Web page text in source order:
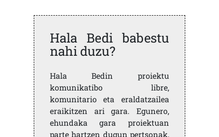
Hala Bedi babestu
nahi duzu?
Hala Bedin proiektu
komunikatibo libre,
komunitario eta eraldatzailea
eraikitzen ari gara. Egunero,
ehundaka gara proiektuan
parte hartzen dugun pertsonak,